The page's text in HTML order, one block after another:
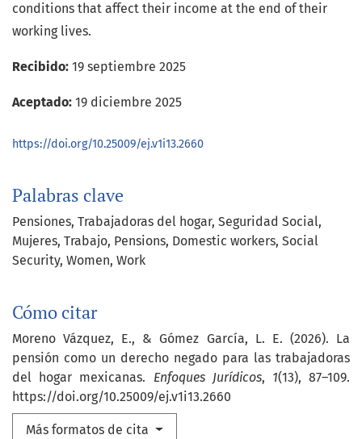
Palabras clave
Pensiones Trabajadoras del hogar Seguridad Social
Mujeres Trabajo Pensions Domestic workers Social
Security Women Work
Cómo citar
Moreno Vázquez, E., & Gómez García, L. E. (2026). La
pensión como un derecho negado para las trabajadoras
del hogar mexicanas. Enfoques Jurídicos, 1(13), 87–109.
https://doi.org/10.25009/ej.v1i13.2660
Más formatos de cita
conditions that affect their income at the end of their
working lives.
Recibido: 19 septiembre 2025
Aceptado: 19 diciembre 2025
https://doi.org/10.25009/ej.v1i13.2660